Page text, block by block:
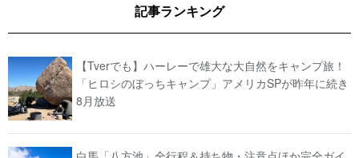
記事ランキング
【Tverでも】ハーレーで雄大な大自然をキャンプ旅！
「ヒロシのぼっちキャンプ」アメリカSPが昨年に続き
8月放送